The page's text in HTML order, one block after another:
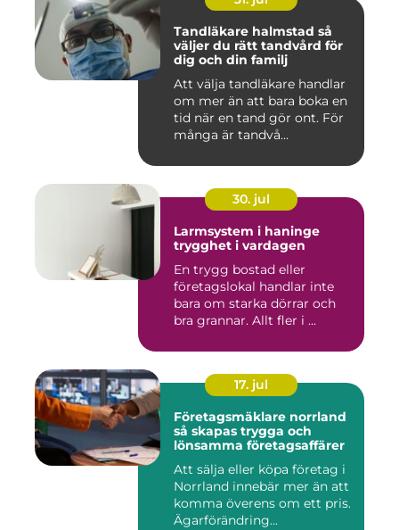
Tandläkare halmstad så
väljer du rätt tandvård för
dig och din familj
Att välja tandläkare handlar
om mer än att bara boka en
tid när en tand gör ont. För
många är tandvå...
30. jul
Larmsystem i haninge
trygghet i vardagen
En trygg bostad eller
företagslokal handlar inte
bara om starka dörrar och
bra grannar. Allt fler i ...
17. jul
Företagsmäklare norrland
så skapas trygga och
lönsamma företagsaffärer
Att sälja eller köpa företag i
Norrland innebär mer än att
komma överens om ett pris.
Ägarförändring...